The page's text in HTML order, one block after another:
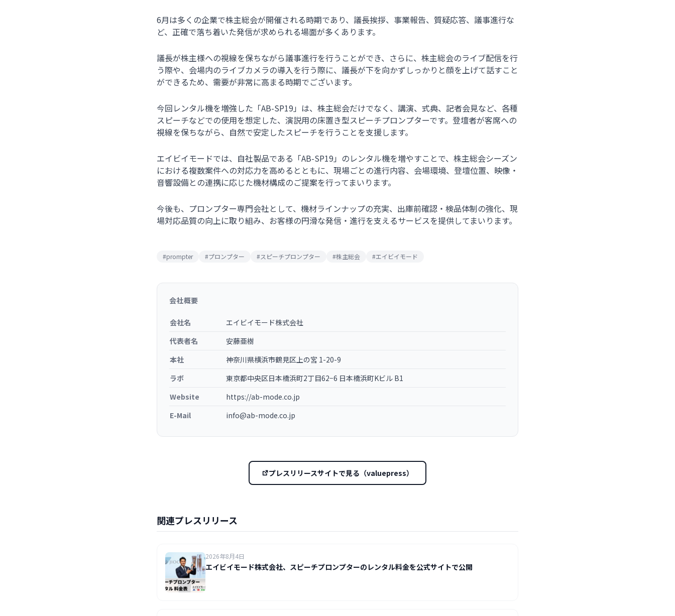
6月は多くの企業で株主総会が開催される時期であり、議長挨拶、事業報告、質疑応答、議事進行な
ど、正確で落ち着いた発信が求められる場面が多くあります。
議長が株主様への視線を保ちながら議事進行を行うことができ、さらに、株主総会のライブ配信を行
う際や、会場内のライブカメラの導入を行う際に、議長が下を向かずしっかりと顔を上げて話すこと
ができるため、需要が非常に高まる時期でございます。
今回レンタル機を増強した「AB-SP19」は、株主総会だけでなく、講演、式典、記者会見など、各種
スピーチなどでの使用を想定した、演説用の床置き型スピーチプロンプターです。登壇者が客席への
視線を保ちながら、自然で安定したスピーチを行うことを支援します。
エイビイモードでは、自社製品である「AB-SP19」のレンタル機を増やすことで、株主総会シーズン
における複数案件への対応力を高めるとともに、現場ごとの進行内容、会場環境、登壇位置、映像・
音響設備との連携に応じた機材構成のご提案を行ってまいります。
今後も、プロンプター専門会社として、機材ラインナップの充実、出庫前確認・検品体制の強化、現
場対応品質の向上に取り組み、お客様の円滑な発信・進行を支えるサービスを提供してまいります。
#prompter #プロンプター #スピーチプロンプター #株主総会 #エイビイモード
会社概要
会社名
エイビイモード株式会社
代表者名
安藤亜樹
本社
神奈川県横浜市鶴見区上の宮 1-20-9
ラボ
東京都中央区日本橋浜町2丁目62−6 日本橋浜町Kビル B1
Website
https://ab-mode.co.jp
E-Mail
info@ab-mode.co.jp
プレスリリースサイトで見る（valuepress）
関連プレスリリース
2026年8月4日
エイビイモード株式会社、スピーチプロンプターのレンタル料金を公式サイトで公開